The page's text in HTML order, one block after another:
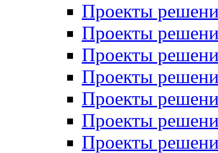
Проекты
Проекты
Проекты
Проекты
Проекты
Проекты
Проекты